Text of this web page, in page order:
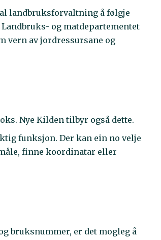
landbruksforvaltning å følgje
og matdepartementet
vern av jordressursane og
Nye Kilden tilbyr også dette.
funksjon. Der kan ein no velje
finne koordinatar eller
bruksnummer, er det mogleg å